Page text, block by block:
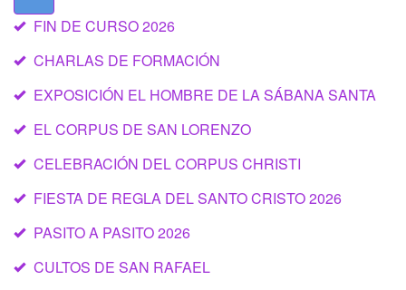
FIN DE CURSO 2026
CHARLAS DE FORMACIÓN
EXPOSICIÓN EL HOMBRE DE LA SÁBANA SANTA
EL CORPUS DE SAN LORENZO
CELEBRACIÓN DEL CORPUS CHRISTI
FIESTA DE REGLA DEL SANTO CRISTO 2026
PASITO A PASITO 2026
CULTOS DE SAN RAFAEL